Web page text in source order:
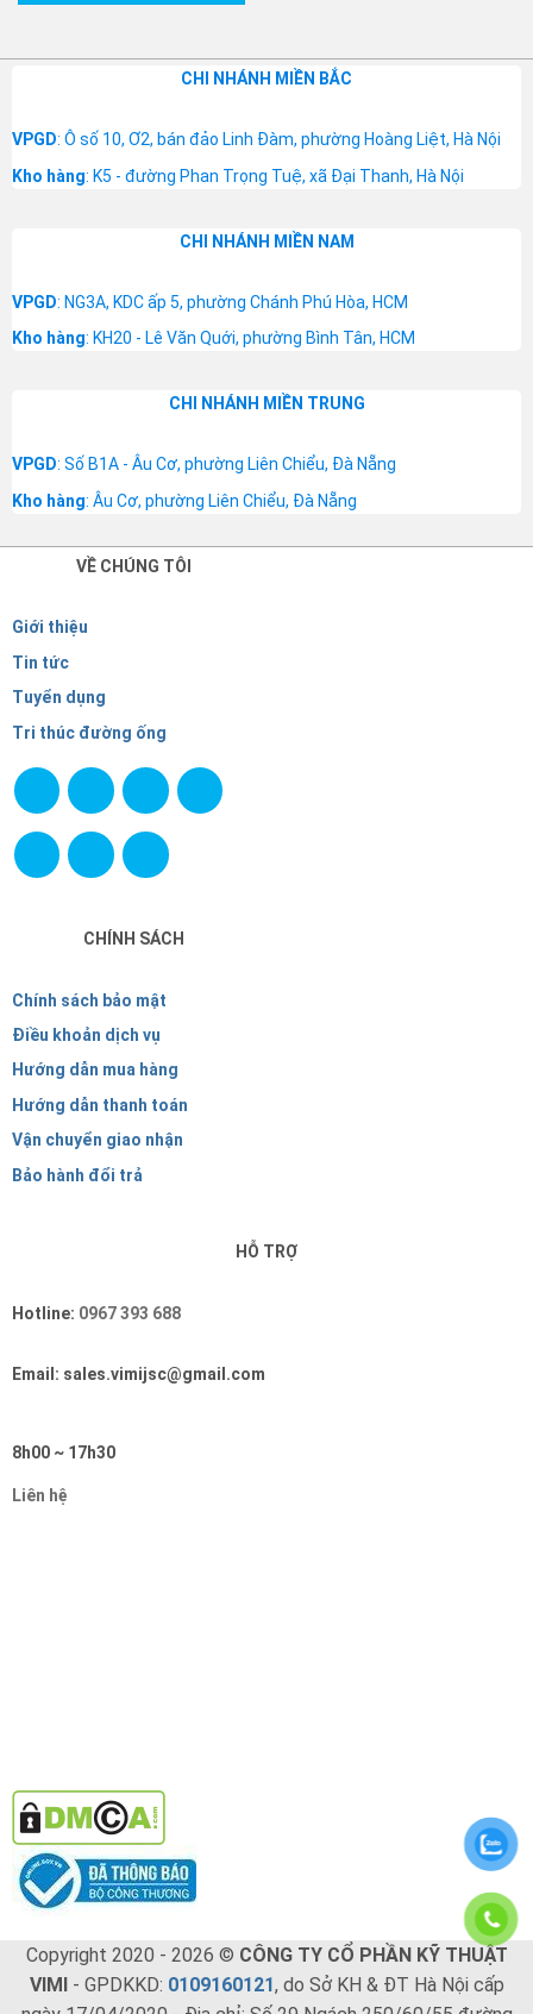
CHI NHÁNH MIỀN BẮC
VPGD: Ô số 10, Ơ2, bán đảo Linh Đàm, phường Hoàng Liệt, Hà Nội
Kho hàng: K5 - đường Phan Trọng Tuệ, xã Đại Thanh, Hà Nội
CHI NHÁNH MIỀN NAM
VPGD: NG3A, KDC ấp 5, phường Chánh Phú Hòa, HCM
Kho hàng: KH20 - Lê Văn Quới, phường Bình Tân, HCM
CHI NHÁNH MIỀN TRUNG
VPGD: Số B1A - Âu Cơ, phường Liên Chiểu, Đà Nẵng
Kho hàng: Âu Cơ, phường Liên Chiểu, Đà Nẵng
VỀ CHÚNG TÔI
Giới thiệu
Tin tức
Tuyển dụng
Tri thúc đường ống
CHÍNH SÁCH
Chính sách bảo mật
Điều khoản dịch vụ
Hướng dẫn mua hàng
Hướng dẫn thanh toán
Vận chuyển giao nhận
Bảo hành đổi trả
HỖ TRỢ
Hotline: 0967 393 688
Email: sales.vimijsc@gmail.com
8h00 ~ 17h30
Liên hệ
Copyright 2020 - 2026 © CÔNG TY CỔ PHẦN KỸ THUẬT
VIMI- GPDKKD: 0109160121, do Sở KH & ĐT Hà Nội cấp